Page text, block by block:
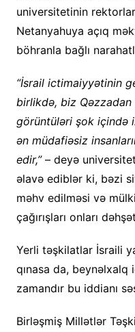
universitetinin
Netanyahuya açıq
böhranla bağlı
“İsrail ictimaiyyətinin
birlikdə, biz Qəzzadan
görüntüləri şok içində
ən müdafiəsiz
edir,”– deyə
əlavə ediblər ki, bəzi
məhv edilməsi və
çağırışları onları
Yerli təşkilatlar İsraili
qınasa da,
zamandır bu iddianı
Birləşmiş Millətlər